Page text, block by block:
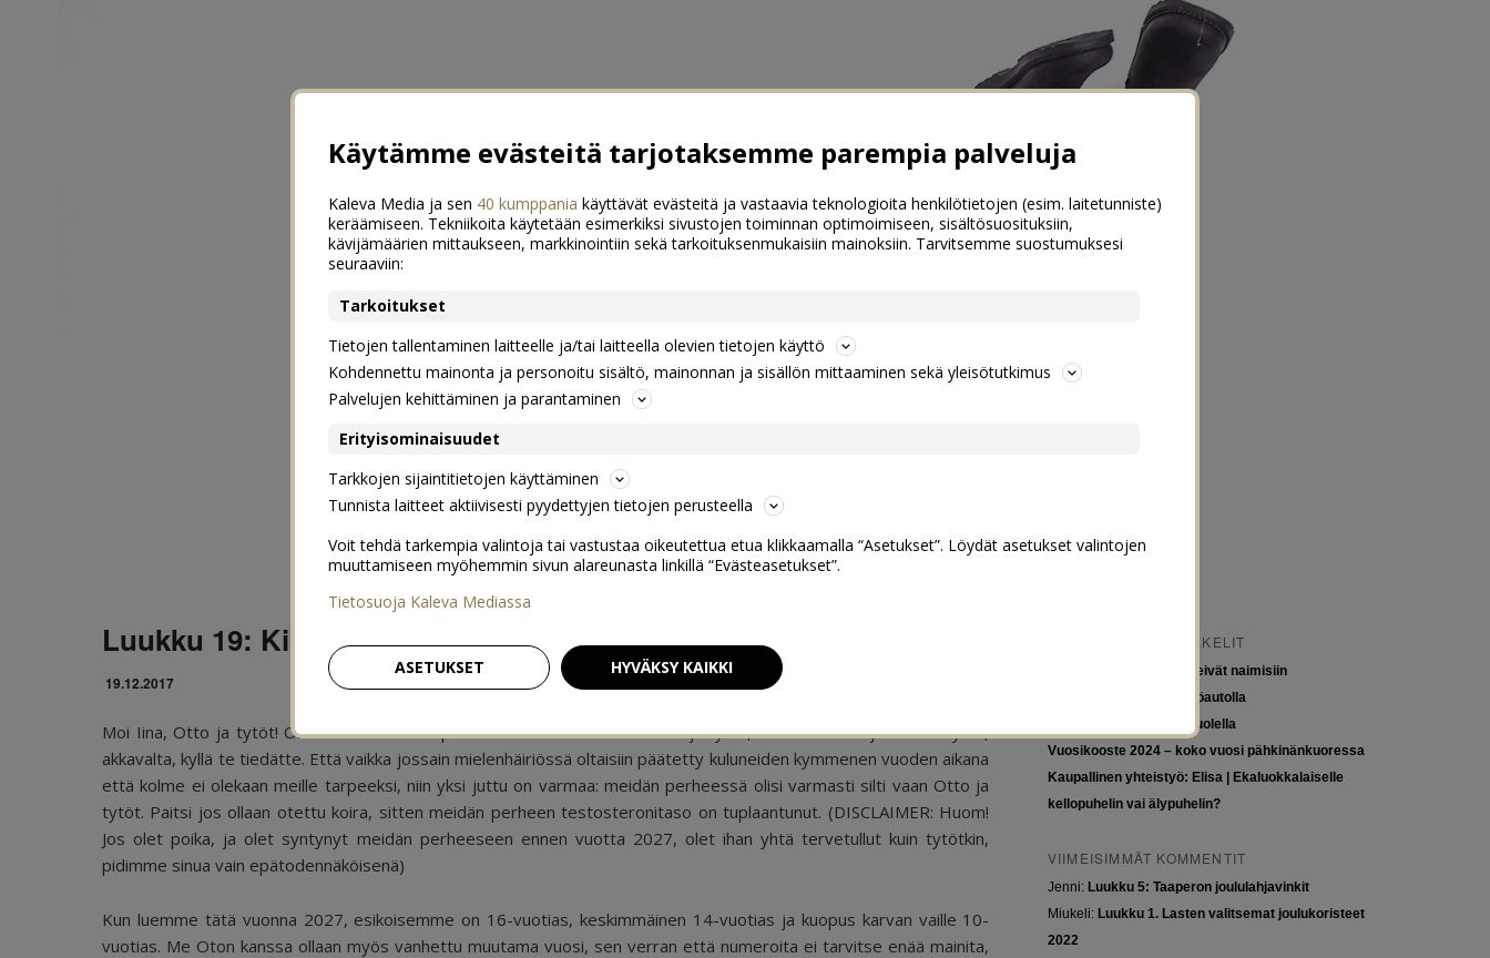
Luukku 19: Kirje meidän perheelle jouluaatoksi 2027
19.12.2017
Moi Iina, Otto ja tytöt! Oletan että meidän perheessä on edelleenkin Otto ja tytöt, se on meidän juttu. Siis tytöt,
akkavalta, kyllä te tiedätte. Että vaikka jossain mielenhäiriössä oltaisiin päätetty kuluneiden kymmenen vuoden aikana
että kolme ei olekaan meille tarpeeksi, niin yksi juttu on varmaa: meidän perheessä olisi varmasti silti vaan Otto ja
tytöt. Paitsi jos ollaan otettu koira, sitten meidän perheen testosteronitaso on tuplaantunut. (DISCLAIMER: Huom!
Jos olet poika, ja olet syntynyt meidän perheeseen ennen vuotta 2027, olet ihan yhtä tervetullut kuin tytötkin,
pidimme sinua vain epätodennäköisenä)
Kun luemme tätä vuonna 2027, esikoisemme on 16-vuotias, keskimmäinen 14-vuotias ja kuopus karvan vaille 10-
vuotias. Me Oton kanssa ollaan myös vanhettu muutama vuosi, sen verran että numeroita ei tarvitse enää mainita,
VIIMEISIMMÄT ARTIKKELIT
Tytöt kuuluvat kouluun, eivät naimisiin
Euroopan roadtrip sähköautolla
Tyttöjen ja tasa-arvon puolella
Vuosikooste 2024 – koko vuosi pähkinänkuoressa
Kaupallinen yhteistyö: Elisa | Ekaluokkalaiselle
kellopuhelin vai älypuhelin?
VIIMEISIMMÄT KOMMENTIT
Jenni: Luukku 5: Taaperon joululahjavinkit
Miukeli: Luukku 1. Lasten valitsemat joulukoristeet
2022
Käytämme evästeitä tarjotaksemme parempia palveluja
Kaleva Media ja sen 40 kumppania käyttävät evästeitä ja vastaavia teknologioita henkilötietojen (esim. laitetunniste)
keräämiseen. Tekniikoita käytetään esimerkiksi sivustojen toiminnan optimoimiseen, sisältösuosituksiin,
kävijämäärien mittaukseen, markkinointiin sekä tarkoituksenmukaisiin mainoksiin. Tarvitsemme suostumuksesi
seuraaviin:
Tarkoitukset
Tietojen tallentaminen laitteelle ja/tai laitteella olevien tietojen käyttö
Kohdennettu mainonta ja personoitu sisältö, mainonnan ja sisällön mittaaminen sekä yleisötutkimus
Palvelujen kehittäminen ja parantaminen
Erityisominaisuudet
Tarkkojen sijaintitietojen käyttäminen
Tunnista laitteet aktiivisesti pyydettyjen tietojen perusteella
Voit tehdä tarkempia valintoja tai vastustaa oikeutettua etua klikkaamalla “Asetukset”. Löydät asetukset valintojen
muuttamiseen myöhemmin sivun alareunasta linkillä “Evästeasetukset”.
Tietosuoja Kaleva Mediassa
ASETUKSET HYVÄKSY KAIKKI